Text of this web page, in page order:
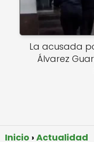
La acusada
Álvarez
Inicio Actualidad